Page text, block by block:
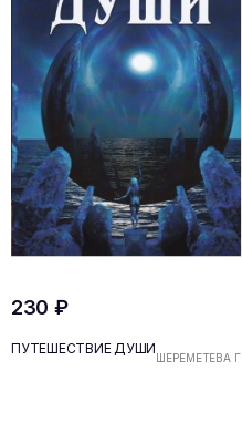
230 ₽
ПУТЕШЕСТВИЕ ДУШИ
ШЕРЕМЕТЕВА Г